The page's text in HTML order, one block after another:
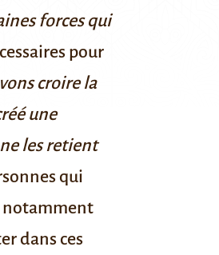
forces qui
pour
croire la
une
les retient
qui
notamment
dans ces